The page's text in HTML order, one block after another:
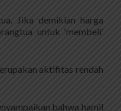
Jika demikian harga
untuk ‘membeli’
aktifitas rendah
bahwa hamil